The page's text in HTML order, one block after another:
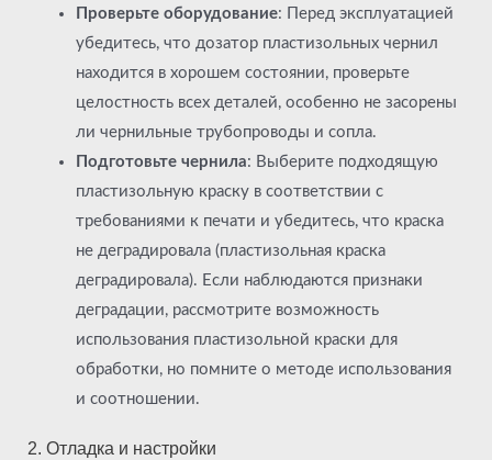
Проверьте оборудование: Перед эксплуатацией
убедитесь, что дозатор пластизольных чернил
находится в хорошем состоянии, проверьте
целостность всех деталей, особенно не засорены
ли чернильные трубопроводы и сопла.
Подготовьте чернила: Выберите подходящую
пластизольную краску в соответствии с
требованиями к печати и убедитесь, что краска
не деградировала (пластизольная краска
деградировала). Если наблюдаются признаки
деградации, рассмотрите возможность
использования пластизольной краски для
обработки, но помните о методе использования
и соотношении.
2. Отладка и настройки